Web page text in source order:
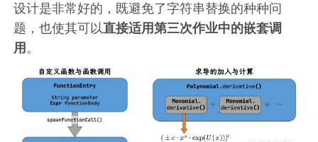
设计是非常好的，既避免了字符串替换的种种问
题，也使其可以直接适用第三次作业中的嵌套调
用 。